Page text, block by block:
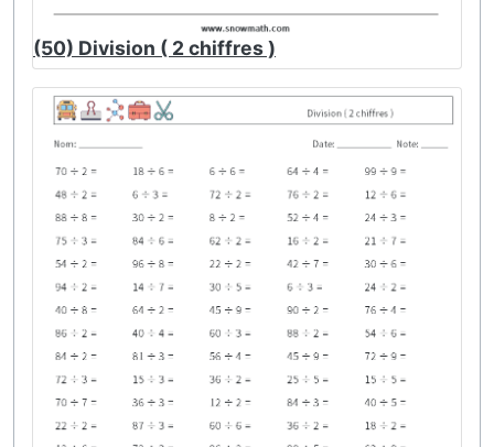
(50) Division ( 2 chiffres )